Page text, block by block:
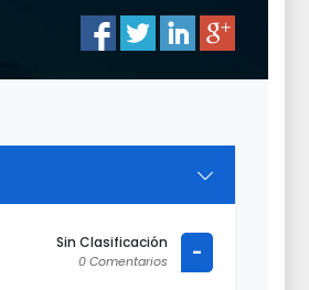
Sin Clasificación
0 Comentarios -